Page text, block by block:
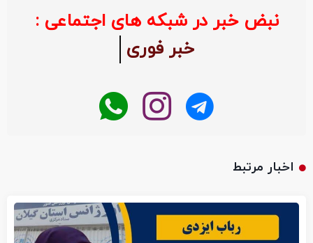
نبض خبر در شبکه های اجتماعی :
خبر فوری
اخبار مرتبط